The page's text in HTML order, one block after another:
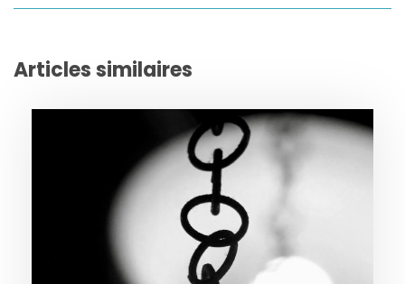
Articles similaires